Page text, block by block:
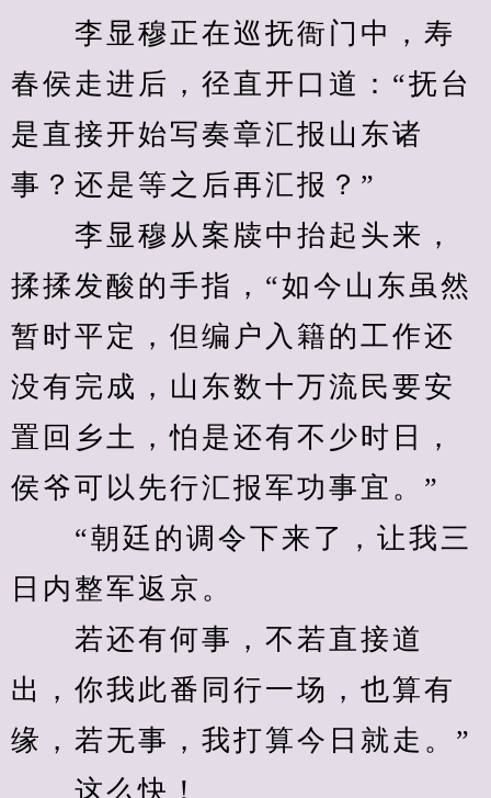
李显穆正在巡抚衙门中，寿
春侯走进后，径直开口道：“抚台
是直接开始写奏章汇报山东诸
事？还是等之后再汇报？”
李显穆从案牍中抬起头来，
揉揉发酸的手指，“如今山东虽然
暂时平定，但编户入籍的工作还
没有完成，山东数十万流民要安
置回乡土，怕是还有不少时日，
侯爷可以先行汇报军功事宜。”
“朝廷的调令下来了，让我三
日内整军返京。
若还有何事，不若直接道
出，你我此番同行一场，也算有
缘，若无事，我打算今日就走。”
这么快！